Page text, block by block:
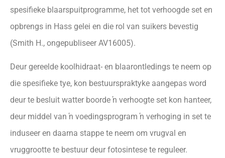
spesifieke blaarspuitprogramme, het tot verhoogde set en
opbrengs in Hass gelei en die rol van suikers bevestig
(Smith H., ongepubliseer AV16005).
Deur gereelde koolhidraat- en blaarontledings te neem op
die spesifieke tye, kon bestuurspraktyke aangepas word
deur te besluit watter boorde ŉ verhoogte set kon hanteer,
deur middel van ŉ voedingsprogram ŉ verhoging in set te
induseer en daarna stappe te neem om vrugval en
vruggrootte te bestuur deur fotosintese te reguleer.